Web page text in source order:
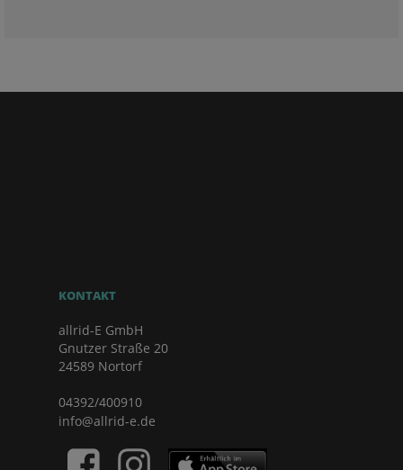
KONTAKT
allrid-E GmbH
Gnutzer Straße 20
24589 Nortorf
04392/400910
info@allrid-e.de